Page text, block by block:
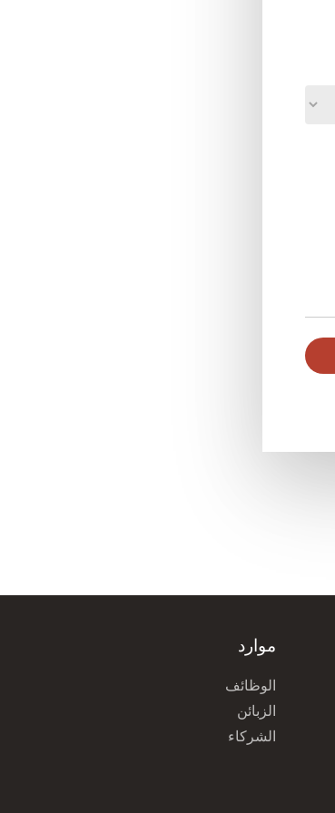
موارد
الوظائف
الزبائن
الشركاء